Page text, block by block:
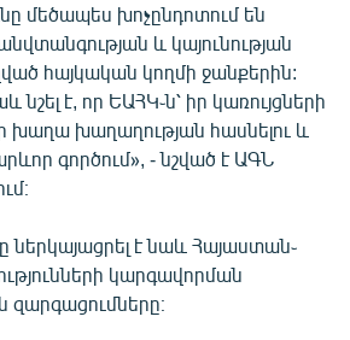
մեծապես խոչընդոտում են
և կայունության
հայկական կողմի ջանքերին:
նշել է, որ ԵԱՀԿ֊ն՝ իր կառույցների
խաղա խաղաղության հասնելու և
գործում», - նշված է ԱԳՆ
է նաև Հայաստան֊
կարգավորման
զարգացումները։